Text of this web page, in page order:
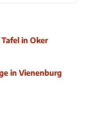
in Oker
in Vienenburg